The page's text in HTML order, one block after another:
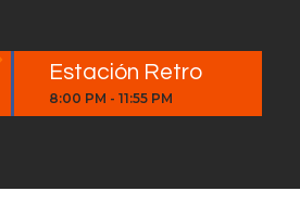
Estación Retro
8:00 PM -11:55 PM